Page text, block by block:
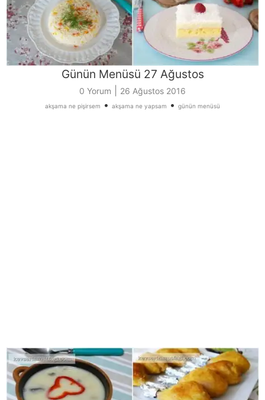
Günün Menüsü 27 Ağustos
0 Yorum 26 Ağustos 2016
akşama ne pişirsem • akşama ne yapsam • günün menüsü